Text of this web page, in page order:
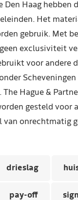
Den Haag hebben
Het
gebruik. Met
exclusiviteit
voor andere
Hague &
gesteld voor
van onrechtmatig
drieslag
pay-off